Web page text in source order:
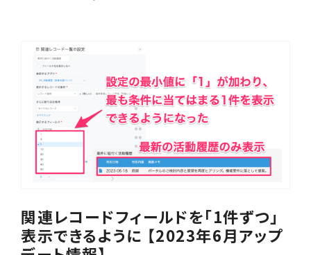
関連レコードフィールドを「1件ずつ」
表示できるように 【2023年6月アップ